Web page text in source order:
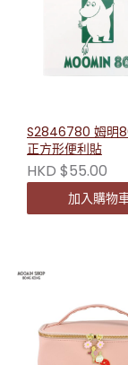
S2846780 姆明
正方形便利貼
HKD $55.00
加入購物